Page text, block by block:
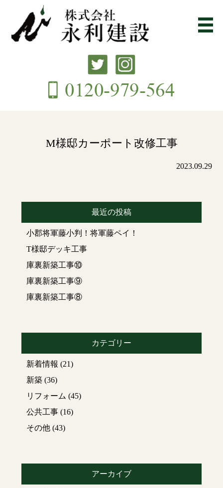
M様邸カーポート改修工事
2023.09.29
最近の投稿
小郡将軍藤小判！将軍藤ペイ！
T様邸デッキ工事
庫裏新築工事⑩
庫裏新築工事⑨
庫裏新築工事⑧
カテゴリー
新着情報 (21)
新築(36)
リフォーム (45)
公共工事(16)
その他(43)
アーカイブ